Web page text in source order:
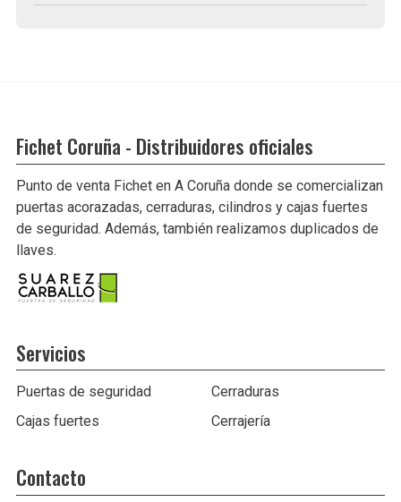
Fichet Coruña - Distribuidores oficiales
Punto de venta Fichet en A Coruña donde se comercializan
puertas acorazadas, cerraduras, cilindros y cajas fuertes
de seguridad. Además, también realizamos duplicados de
llaves.
Servicios
Puertas de seguridad
Cerraduras
Cajas fuertes
Cerrajería
Contacto